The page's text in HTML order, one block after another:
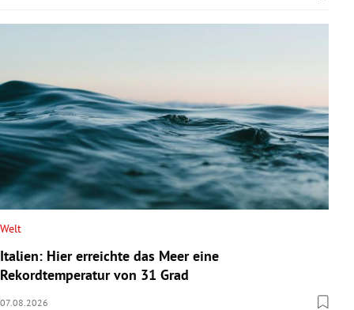
Welt
Italien: Hier erreichte das Meer eine
Rekordtemperatur von 31 Grad
07.08.2026